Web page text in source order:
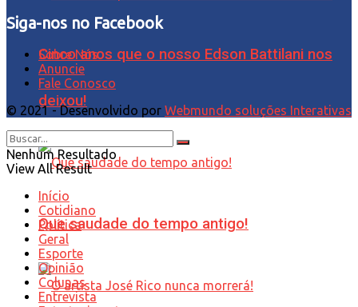
Cinco anos que o nosso Edson Battilani nos
deixou!
Que saudade do tempo antigo!
Siga-nos no Facebook
Sobre Nós
Anuncie
Fale Conosco
© 2021 - Desenvolvido por Webmundo soluções Interativas
Nenhum Resultado
View All Result
Início
Cotidiano
Política
Geral
Esporte
Opinião
Colunas
Entrevista